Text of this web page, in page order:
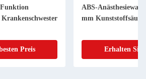
Preis
ABS-
mm Kunststoffsäule
Erhalten Sie